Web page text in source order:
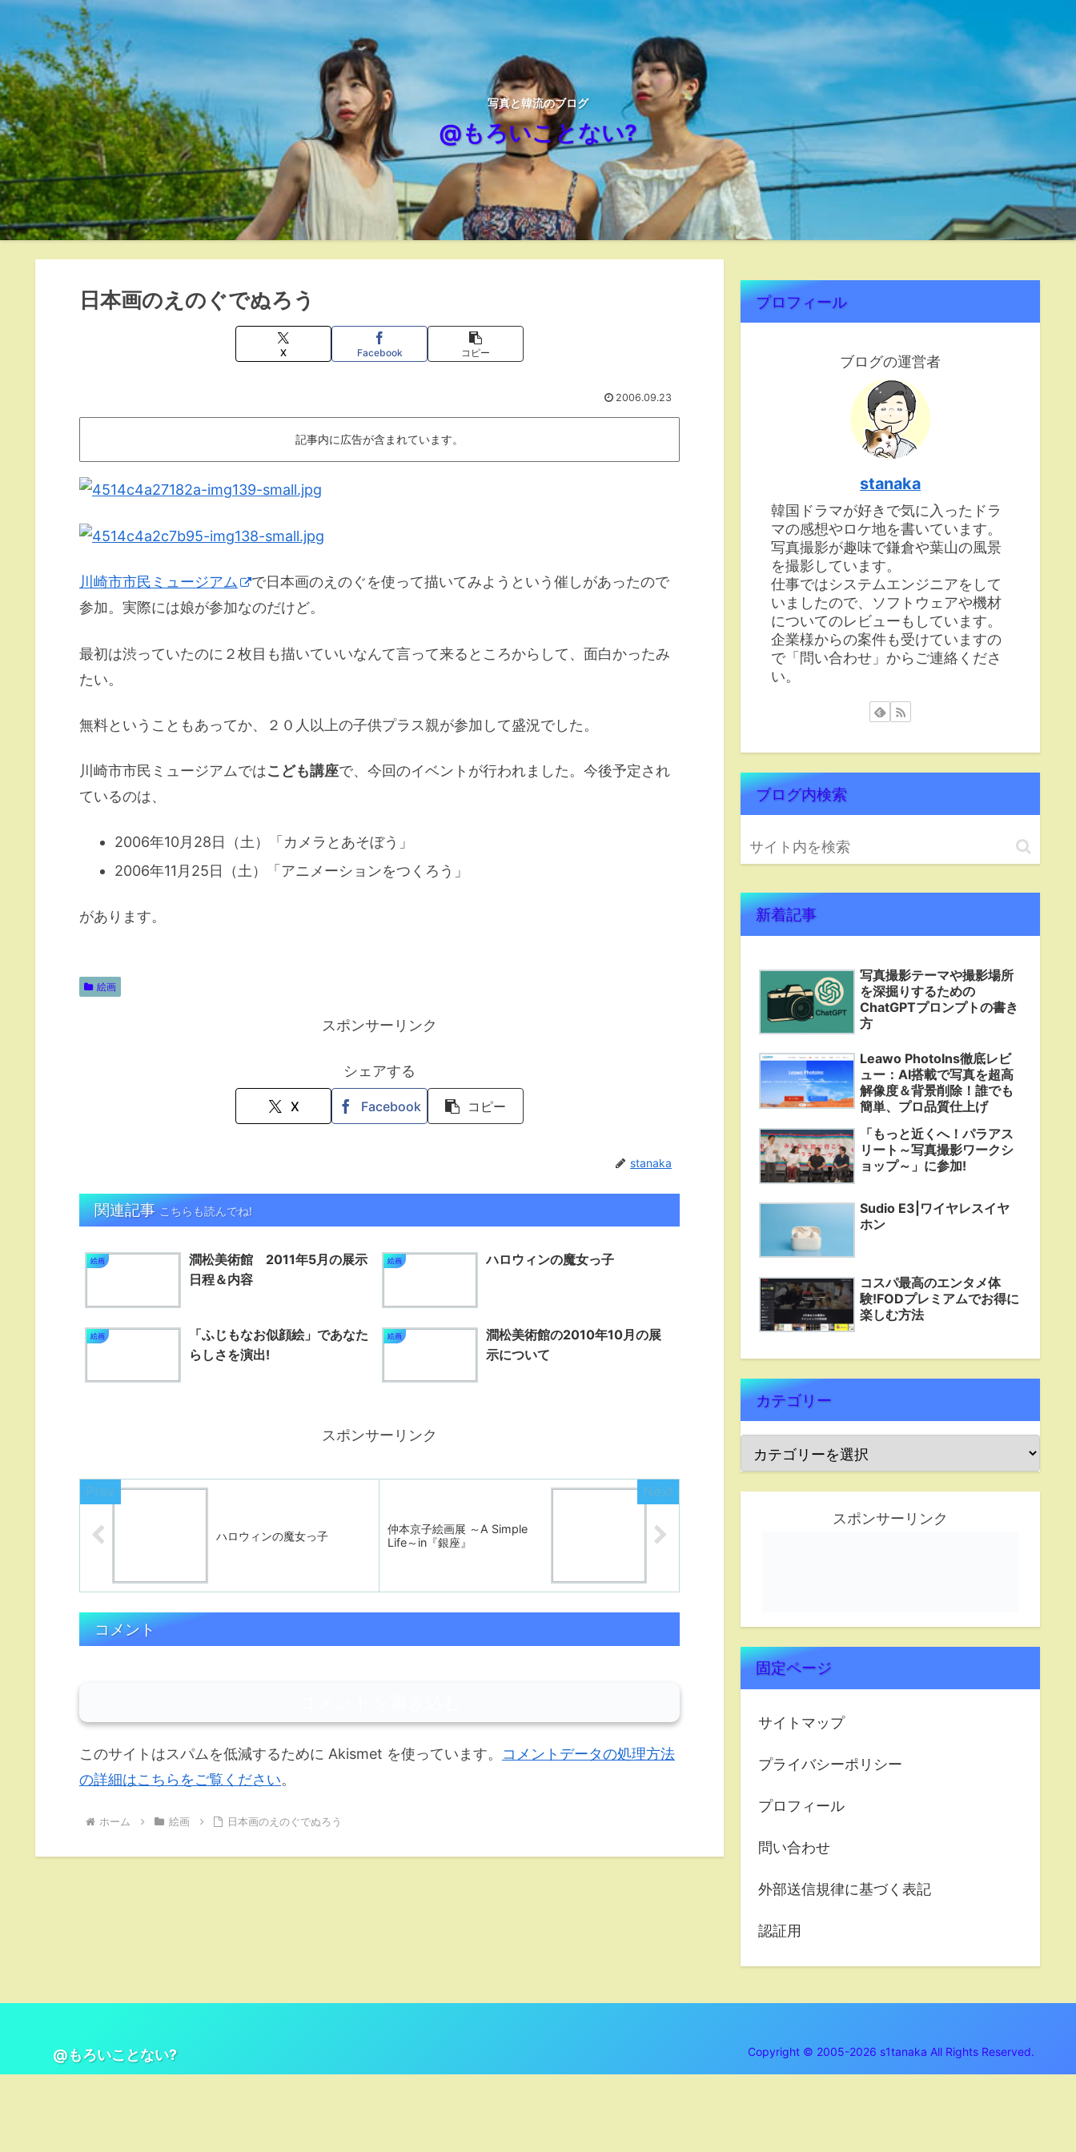
写真と韓流のブログ
@もろいことない?
日本画のえのぐでぬろう
X Facebook コピー
2006.09.23
記事内に広告が含まれています。
川崎市市民ミュージアム
で日本画のえのぐを使って描いてみようという催しがあったので
参加。実際には娘が参加なのだけど。
最初は渋っていたのに２枚目も描いていいなんて言って来るところからして、面白かったみ
たい。
無料ということもあってか、２０人以上の子供プラス親が参加して盛況でした。
川崎市市民ミュージアムではこども講座で、今回のイベントが行われました。今後予定され
ているのは、
2006年10月28日（土）「カメラとあそぼう」
2006年11月25日（土）「アニメーションをつくろう」
があります。
絵画
スポンサーリンク
シェアする
X Facebook コピー
stanaka
関連記事こちらも読んでね!
絵画
澗松美術館 2011年5月の展示
日程＆内容
絵画 ハロウィンの魔女っ子
絵画
「ふじもなお似顔絵」であなた
らしさを演出!
絵画
澗松美術館の2010年10月の展
示について
スポンサーリンク
ハロウィンの魔女っ子
仲本京子絵画展 ～A Simple
Life～in『銀座』
コメント
このサイトはスパムを低減するために Akismet を使っています。 コメントデータの処理方法
の詳細はこちらをご覧ください。
ホーム 絵画 日本画のえのぐでぬろう
プロフィール
ブログの運営者
stanaka
韓国ドラマが好きで気に入ったドラ
マの感想やロケ地を書いています。
写真撮影が趣味で鎌倉や葉山の風景
を撮影しています。
仕事ではシステムエンジニアをして
いましたので、ソフトウェアや機材
についてのレビューもしています。
企業様からの案件も受けていますの
で「問い合わせ」からご連絡くださ
い。
ブログ内検索
新着記事
写真撮影テーマや撮影場所
を深掘りするための
ChatGPTプロンプトの書き
方
Leawo PhotoIns徹底レビ
ュー：AI搭載で写真を超高
解像度＆背景削除！誰でも
簡単、プロ品質仕上げ
「もっと近くへ！パラアス
リート～写真撮影ワークシ
ョップ～」に参加!
Sudio E3|ワイヤレスイヤ
ホン
コスパ最高のエンタメ体
験!FODプレミアムでお得に
楽しむ方法
カテゴリー
スポンサーリンク
固定ページ
サイトマップ
プライバシーポリシー
プロフィール
問い合わせ
外部送信規律に基づく表記
認証用
@もろいことない? Copyright © 2005-2026 s1tanaka All Rights Reserved.